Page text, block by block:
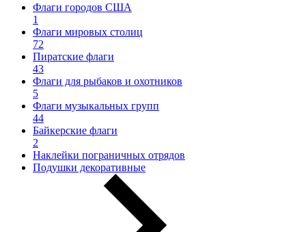
Флаги городов США
1
Флаги мировых столиц
72
Пиратские флаги
43
Флаги для рыбаков и охотников
5
Флаги музыкальных групп
44
Байкерские флаги
2
Наклейки пограничных отрядов
Подушки декоративные